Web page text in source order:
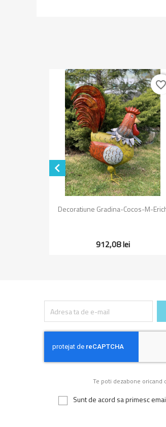

Vizualizare rapida
Decoratiune Gradina-Cocos-M-
912,08 lei
favorite_border
Te poti dezabone oricand
Sunt de acord sa primesc